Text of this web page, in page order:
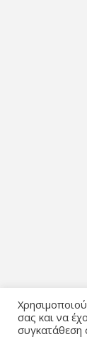
σας και να
συγκατάθεση